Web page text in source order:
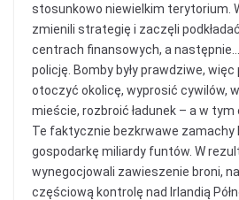
stosunkowo niewielkim terytorium.
zmienili strategię i zaczęli
centrach finansowych, a
policję. Bomby były prawdziwe, więc
otoczyć okolicę, wyprosić cywilów,
mieście, rozbroić ładunek – a w tym
Te faktycznie bezkrwawe zamachy
gospodarkę miliardy funtów. W
wynegocjowali zawieszenie broni,
częściową kontrolę nad Irlandią